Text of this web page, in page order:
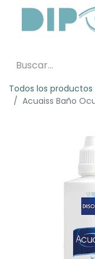
Todos los productos
Acuaiss Baño